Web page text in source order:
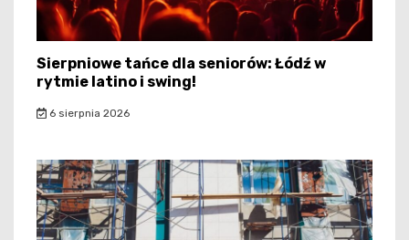
Sierpniowe tańce dla seniorów: Łódź w
rytmie latino i swing!
6 sierpnia 2026